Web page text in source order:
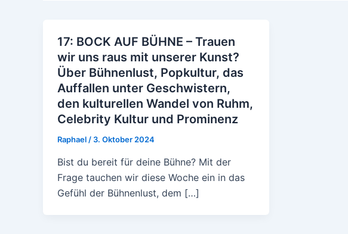
17: BOCK AUF BÜHNE – Trauen
wir uns raus mit unserer Kunst?
Über Bühnenlust, Popkultur, das
Auffallen unter Geschwistern,
den kulturellen Wandel von Ruhm,
Celebrity Kultur und Prominenz
Raphael / 3. Oktober 2024
Bist du bereit für deine Bühne? Mit der
Frage tauchen wir diese Woche ein in das
Gefühl der Bühnenlust, dem […]